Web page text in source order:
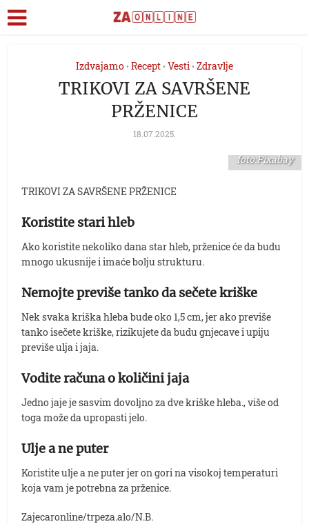
Izdvajamo • Recept • Vesti • Zdravlje
TRIKOVI ZA SAVRŠENE
PRŽENICE
18.07.2025.
foto:Pixabay
TRIKOVI ZA SAVRŠENE PRŽENICE
Koristite stari hleb
Ako koristite nekoliko dana star hleb, prženice će da budu
mnogo ukusnije i imaće bolju strukturu.
Nemojte previše tanko da sečete kriške
Nek svaka kriška hleba bude oko 1,5 cm, jer ako previše
tanko isečete kriške, rizikujete da budu gnjecave i upiju
previše ulja i jaja.
Vodite računa o količini jaja
Jedno jaje je sasvim dovoljno za dve kriške hleba., više od
toga može da upropasti jelo.
Ulje a ne puter
Koristite ulje a ne puter jer on gori na visokoj temperaturi
koja vam je potrebna za prženice.
Zajecaronline/trpeza.alo/N.B.